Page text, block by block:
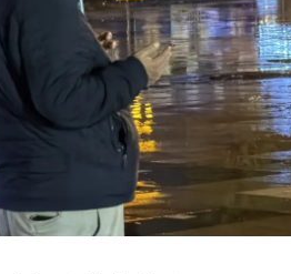
Erzincan
Erzurum
Eskişehir
Giresun